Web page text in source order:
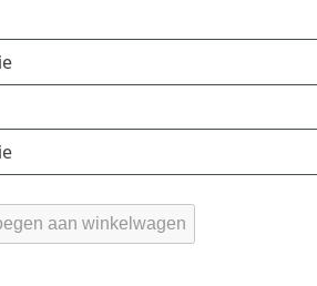
aan winkelwagen